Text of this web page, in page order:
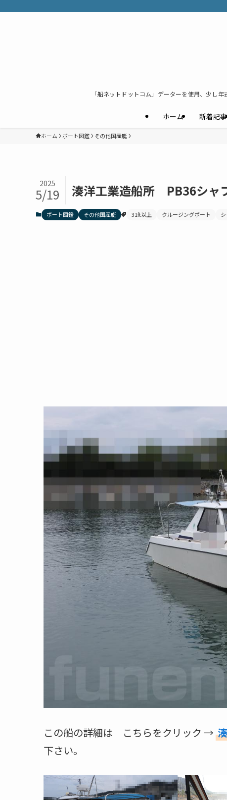
「船ネットドットコム」データーを使用、少し
ホーム 新着記事
ホーム ボート図鑑 その他国産艇
湊洋工業造船所 PB36シャ
2025
5/19
ボート図鑑 その他国産艇 31ft以上 クルージングボート
この船の詳細は こちらをクリック →
下さい。